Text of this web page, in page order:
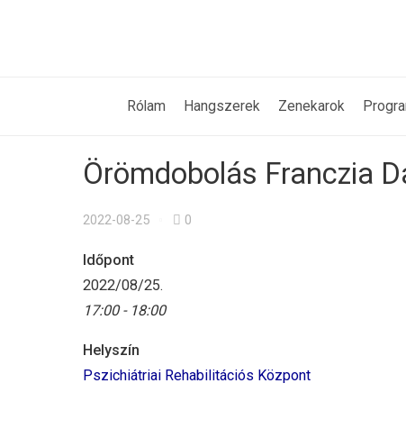
Rólam Hangszerek Zenekarok
Örömdobolás Franczia
2022-08-25 0
Időpont
2022/08/25.
17:00 - 18:00
Helyszín
Pszichiátriai Rehabilitációs Központ